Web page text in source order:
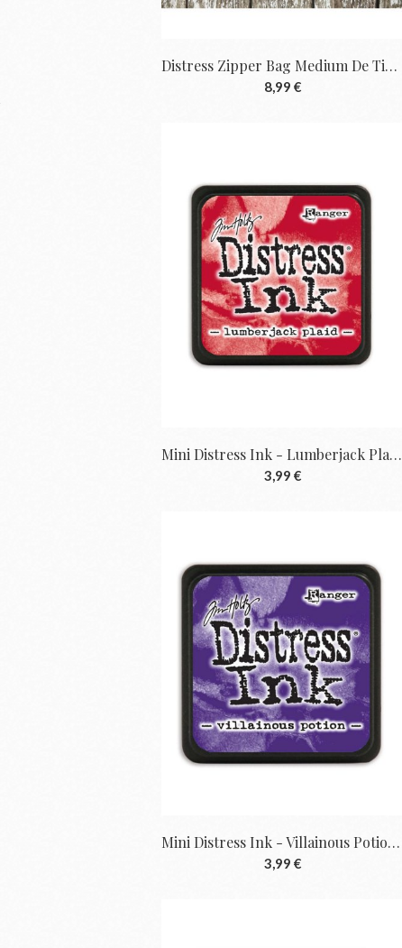
Distress Zipper Bag Medium De Tim Holtz |...
8,99 €
Mini Distress Ink - Lumberjack Plaid De...
3,99 €
Mini Distress Ink - Villainous Potion De...
3,99 €